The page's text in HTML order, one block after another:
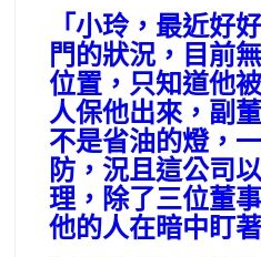
「小玲，最近好
門的狀況，目前
位置，只知道他
人保他出來，副
不是省油的燈，
防，況且這公司
理，除了三位董
他的人在暗中盯